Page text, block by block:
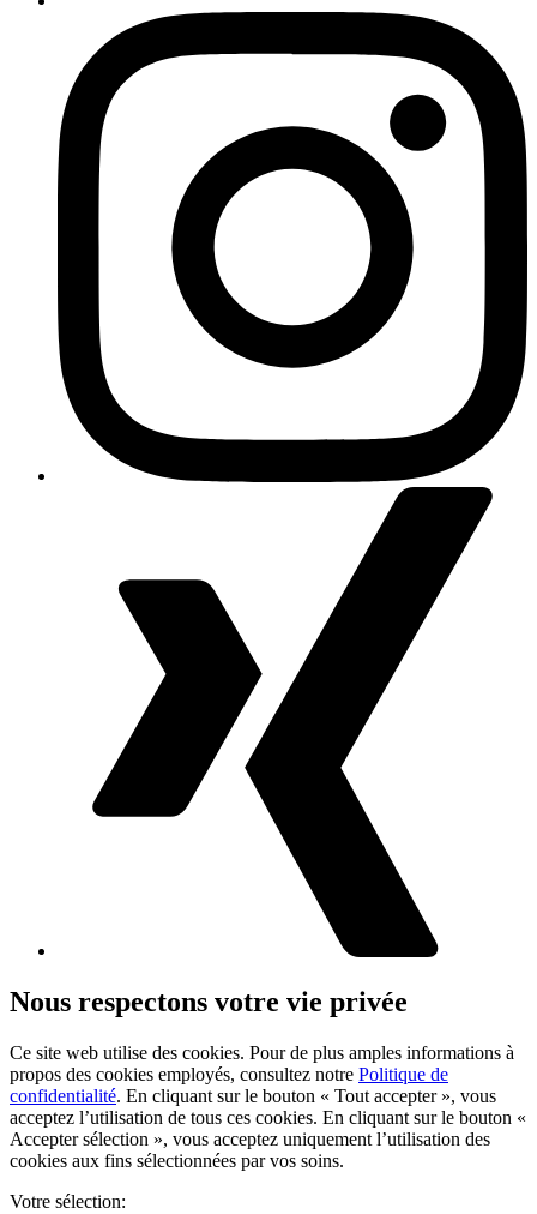
Nous respectons votre vie privée
Ce site web utilise des cookies. Pour de plus amples informations à
propos des cookies employés, consultez notre Politique de
confidentialité. En cliquant sur le bouton « Tout accepter », vous
acceptez l’utilisation de tous ces cookies. En cliquant sur le bouton «
Accepter sélection », vous acceptez uniquement l’utilisation des
cookies aux fins sélectionnées par vos soins.
Votre sélection: